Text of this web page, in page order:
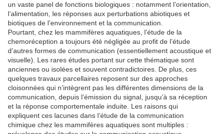
un vaste panel de fonctions biologiques : notamment l’orientation,
l’alimentation, les réponses aux perturbations abiotiques et
biotiques de l’environnement et la communication.
Pourtant, chez les mammifères aquatiques, l’étude de la
chemoréception a toujours été négligée au profit de l’étude
d’autres formes de communication (essentiellement acoustique et
visuelle). Les rares études portant sur cette thématique sont
anciennes ou isolées et souvent contradictoires. De plus, ces
quelques travaux parcellaires reposent sur des approches
cloisonnées qui n’intègrent pas les différentes dimensions de la
communication, depuis l’émission du signal, jusqu’à sa réception
et la réponse comportementale induite. Les raisons qui
expliquent ces lacunes dans l’étude de la communication
chimique chez les mammifères aquatiques sont multiples :